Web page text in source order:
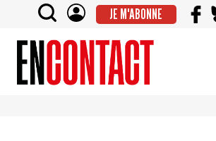
JE M'ABONNE